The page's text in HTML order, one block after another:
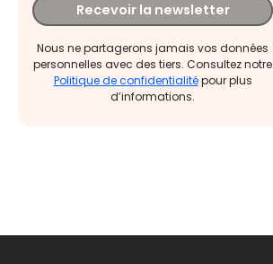
Recevoir la newsletter
Nous ne partagerons jamais vos données
personnelles avec des tiers. Consultez notre
Politique de confidentialitépour plus
d’informations.